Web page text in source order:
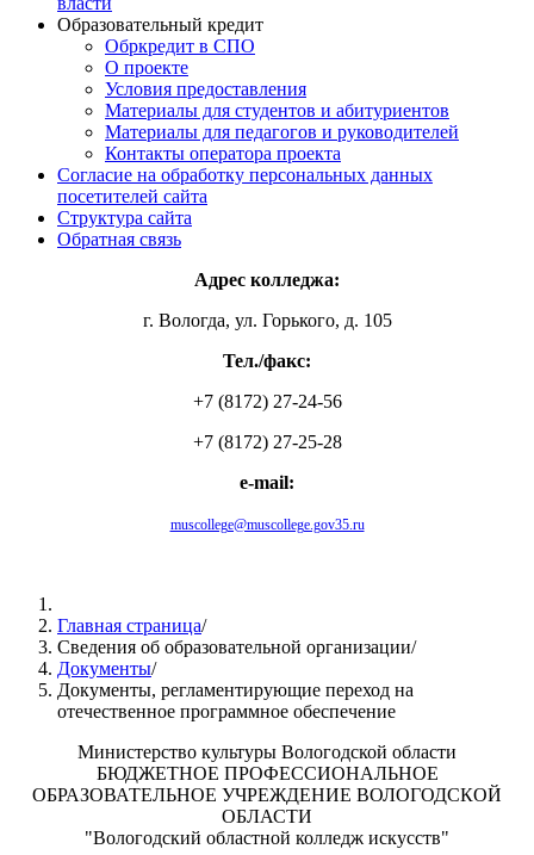
Образовательный кредит
Обркредит в СПО
О проекте
Условия предоставления
Материалы для студентов и абитуриентов
Материалы для педагогов и руководителей
Контакты оператора проекта
Согласие на обработку персональных данных
посетителей сайта
Структура сайта
Обратная связь
Адрес колледжа:
г. Вологда, ул. Горького, д. 105
Тел./факс:
+7 (8172) 27-24-56
+7 (8172) 27-25-28
e-mail:
muscollege@muscollege.gov35.ru
Главная страница/
Сведения об образовательной организации/
Документы/
Документы, регламентирующие переход на
отечественное программное обеспечение
Министерство культуры Вологодской области
БЮДЖЕТНОЕ ПРОФЕССИОНАЛЬНОЕ
ОБРАЗОВАТЕЛЬНОЕ УЧРЕЖДЕНИЕ ВОЛОГОДСКОЙ
ОБЛАСТИ
"Вологодский областной колледж искусств"